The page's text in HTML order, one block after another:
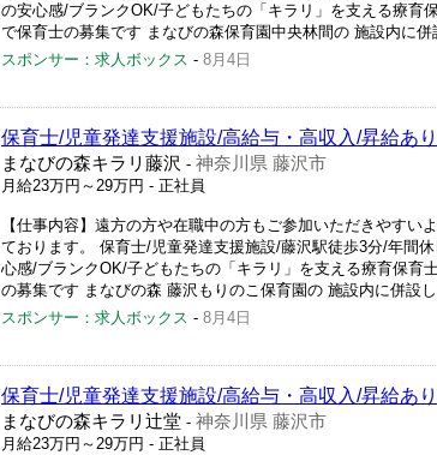
の安心感/ブランクOK/子どもたちの「キラリ」を支える療育
で保育士の募集です まなびの森保育園中央林間の 施設内に
スポンサー：求人ボックス - 8月4日
保育士/児童発達支援施設/高給与・高収入/昇給あ
まなびの森キラリ藤沢 - 神奈川県 藤沢市
月給23万円～29万円 - 正社員
【仕事内容】遠方の方や在職中の方もご参加いただきやすい
ております。 保育士/児童発達支援施設/藤沢駅徒歩3分/年間
心感/ブランクOK/子どもたちの「キラリ」を支える療育保育
の募集です まなびの森 藤沢もりのこ保育園の 施設内に併設
スポンサー：求人ボックス - 8月4日
保育士/児童発達支援施設/高給与・高収入/昇給あ
まなびの森キラリ辻堂 - 神奈川県 藤沢市
月給23万円～29万円 - 正社員